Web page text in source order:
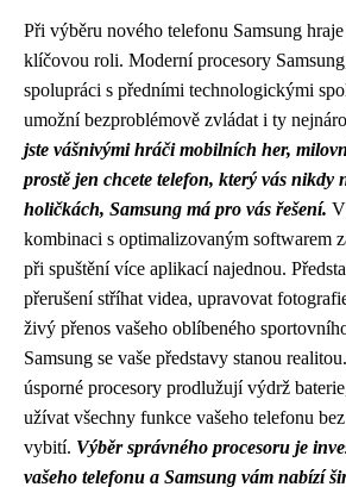
Při výběru nového telefonu Samsung
klíčovou roli. Moderní procesory
spolupráci s předními technologickými
umožní bezproblémově zvládat i ty
jste vášnivými hráči mobilních her,
prostě jen chcete telefon, který vás nikdy
holičkách, Samsung má pro vás řešení.
kombinaci s optimalizovaným softwarem
při spuštění více aplikací najednou.
přerušení stříhat videa, upravovat
živý přenos vašeho oblíbeného
Samsung se vaše představy stanou
úsporné procesory prodlužují výdrž
užívat všechny funkce vašeho telefonu
vybití. Výběr správného procesoru je
vašeho telefonu a Samsung vám nabízí